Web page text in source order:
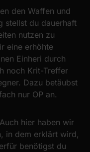
den Waffen und
stellst du dauerhaft
nutzen zu
eine erhöhte
Einheri durch
noch Krit-Treffer
Dazu betäubst
nur OP an.
hier haben wir
in dem erklärt wird,
benötigst du